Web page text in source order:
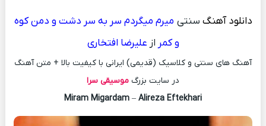
دانلود آهنگ سنتی میرم میگردم سر به سر دشت و دمن کوه
و کمر از علیرضا افتخاری
آهنگ های سنتی و کلاسیک (قدیمی) ایرانی با کیفیت بالا + متن آهنگ
در سایت بزرگ موسیقی سرا
Miram Migardam – Alireza Eftekhari